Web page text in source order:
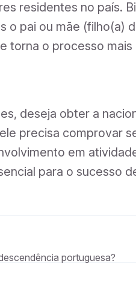
residentes no país.
o pai ou mãe (filho(a)
torna o processo
deseja obter a
precisa comprovar
em
para o sucesso
portuguesa?